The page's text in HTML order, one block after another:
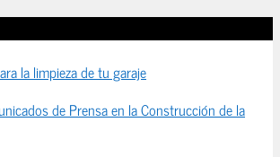
la limpieza de tu garaje
de Prensa en la Construcción de la